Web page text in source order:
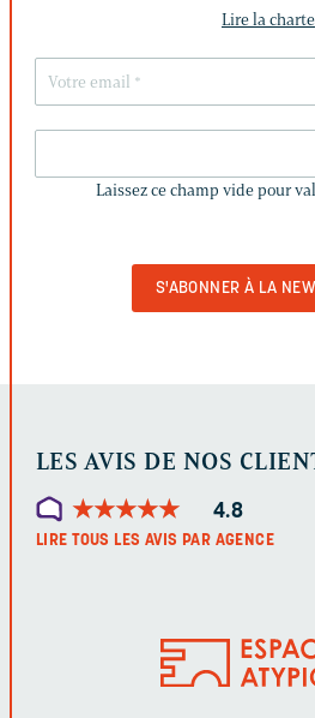
Lire la charte
Laissez ce champ vide pour
LES AVIS DE NOS
★★★★★
★★★★★ 4.8
LIRE TOUS LES AVIS PAR AGENCE